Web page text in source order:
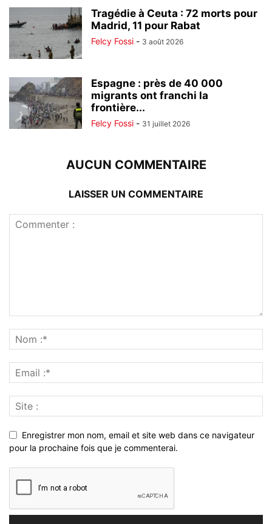
Tragédie à Ceuta : 72 morts pour
Madrid, 11 pour Rabat
Felcy Fossi - 3 août 2026
Espagne : près de 40 000
migrants ont franchi la
frontière...
Felcy Fossi - 31 juillet 2026
AUCUN COMMENTAIRE
LAISSER UN COMMENTAIRE
Enregistrer mon nom, email et site web dans ce navigateur
pour la prochaine fois que je commenterai.